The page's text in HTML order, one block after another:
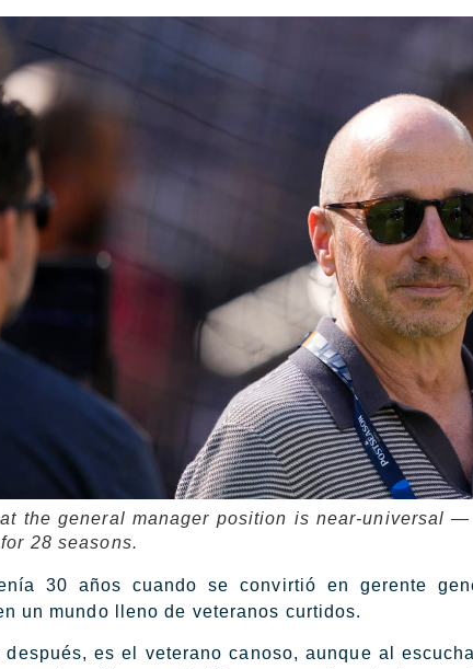
the general manager position is near-universal
28 seasons.
30 años cuando se convirtió en gerente
un mundo lleno de veteranos curtidos.
es el veterano canoso, aunque al